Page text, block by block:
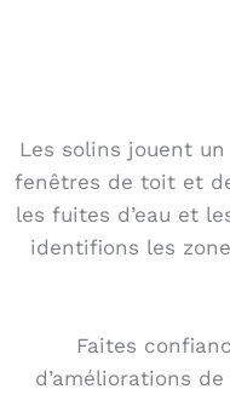
Les solins jouent
fenêtres de toit et
les fuites d’eau et
identifions les
Faites
d’améliorations